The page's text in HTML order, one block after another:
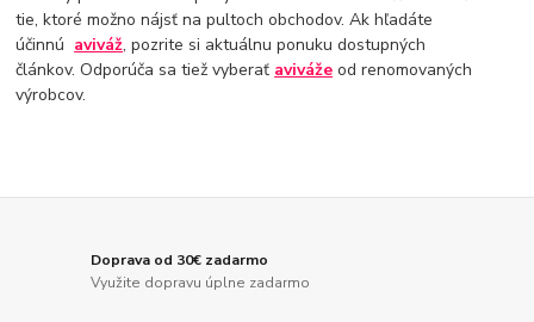
tie, ktoré možno nájsť na pultoch obchodov. Ak hľadáte
účinnú aviváž, pozrite si aktuálnu ponuku dostupných
článkov. Odporúča sa tiež vyberať aviváže od renomovaných
výrobcov.
Doprava od 30€ zadarmo
Využite dopravu úplne zadarmo